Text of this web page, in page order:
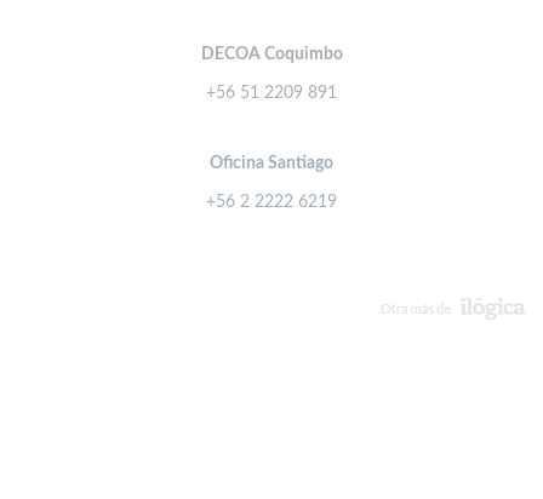
DECOA Coquimbo
+56 51 2209 891
Oficina Santiago
+56 2 2222 6219